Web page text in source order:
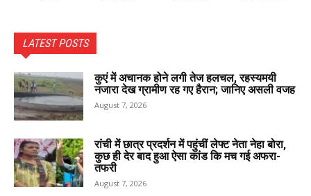
LATEST POSTS
कुएं में अचानक होने लगी तेज हलचल, रहस्यमयी
नजारा देख ग्रामीण रह गए हैरान; जानिए असली वजह
August 7, 2026
रांची में छात्र प्रदर्शन में पहुंचीं लेफ्ट नेता नेहा बोरा,
कुछ ही देर बाद हुआ ऐसा कांड कि मच गई अफरा-
तफरी
August 7, 2026